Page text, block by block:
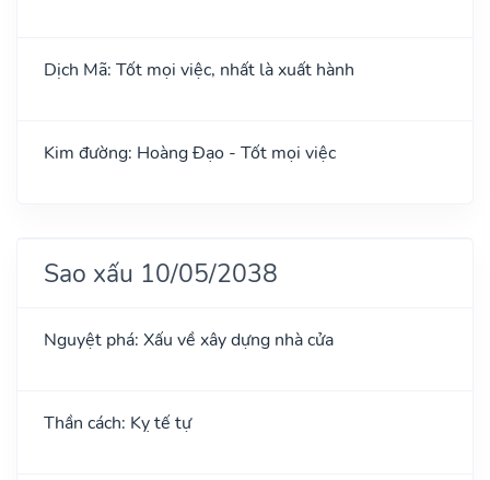
Dịch Mã: Tốt mọi việc, nhất là xuất hành
Kim đường: Hoàng Đạo - Tốt mọi việc
Sao xấu 10/05/2038
Nguyệt phá: Xấu về xây dựng nhà cửa
Thần cách: Kỵ tế tự